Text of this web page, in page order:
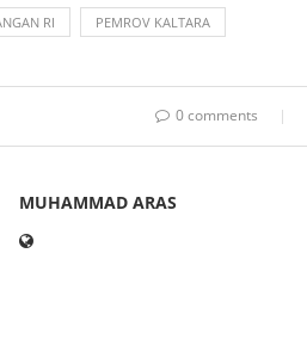
RI PEMROV KALTARA
0 comments
MUHAMMAD ARAS